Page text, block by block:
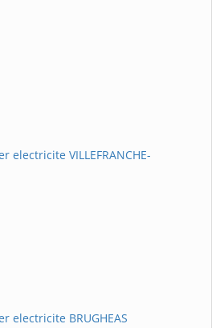
electricite VILLEFRANCHE-
electricite BRUGHEAS